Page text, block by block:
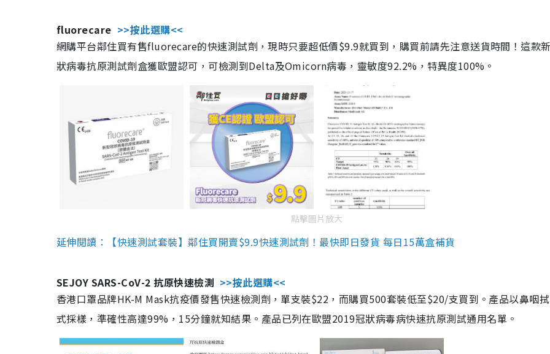
fluorecare >>按此選購<<
網購平台鄰住買有售fluorecare的快速測試劑，現時只要超低價$9.9就買到，購買前請先注意送貨時間！這款
狀病毒抗原測試劑盒獲歐盟認可，可檢測到Delta及Omicorn病毒，靈敏度92.2%，特異度100%。
點擊圖片放大
延伸閱讀：【快速測試套裝】鄰住買開賣$9.9快速測試劑！最快即日發貨 每日15萬盒補貨
SEJOY SARS-CoV-2 抗原快速檢測 >>按此選購<<
香港口罩品牌HK-M Mask抗疫價發售快速檢測劑，單支裝$22，而購買500套裝低至$20/支買到。產品以鼻咽
式採樣，準確性高達99%，15分鐘就知結果。產品已列在歐盟2019冠狀病毒病快速抗原測試通用名單。